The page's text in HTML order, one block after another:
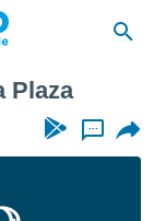
Plaza
...